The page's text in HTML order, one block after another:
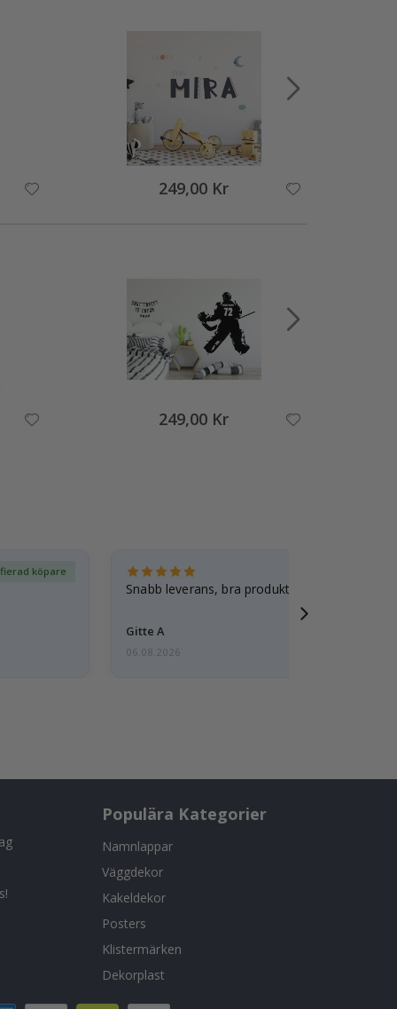
249,00 Kr
249,00 Kr
köpare
Snabb leverans, bra produkt
Gitte A
06.08.2026
Populära Kategorier
Namnlappar
Väggdekor
Kakeldekor
Posters
Klistermärken
Dekorplast